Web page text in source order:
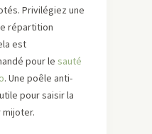
Privilégiez une
répartition
est
pour le sauté
. Une poêle anti-
pour saisir la
mijoter.